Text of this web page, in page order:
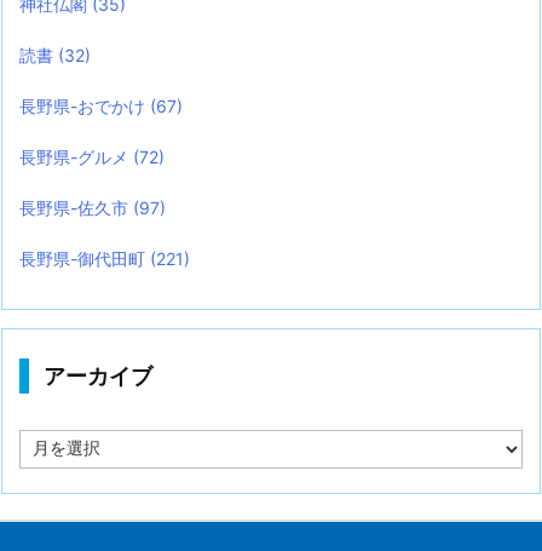
読書 (32)
長野県-おでかけ (67)
長野県-グルメ (72)
長野県-佐久市 (97)
長野県-御代田町 (221)
アーカイブ
ー